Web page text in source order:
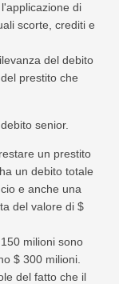
di
scorte, crediti e
del debito
prestito che
senior.
un prestito
un debito totale
e anche una
del valore di $
milioni sono
$ 300 milioni.
del fatto che il